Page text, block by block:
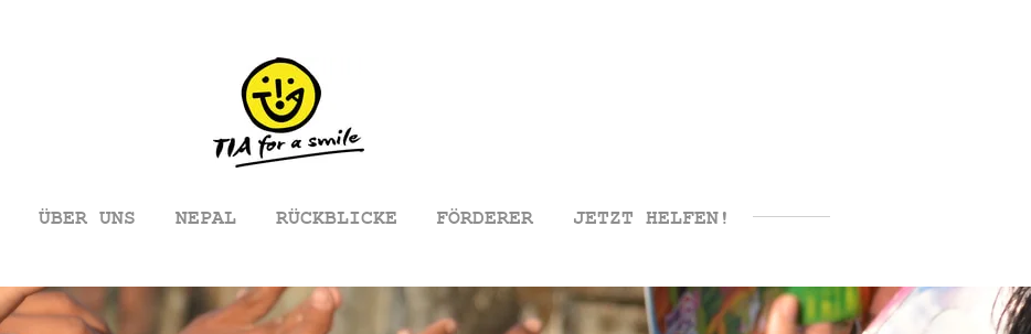
ÜBER UNS NEPAL RÜCKBLICKE FÖRDERER JETZT HELFEN!